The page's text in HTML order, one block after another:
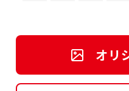
オリ